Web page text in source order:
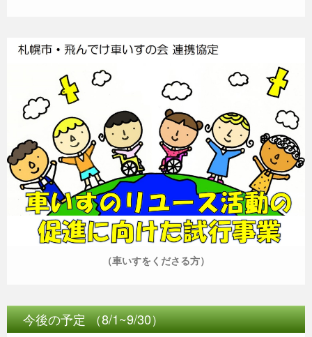
（車いすをくださる方）
今後の予定 （8/1~9/30）